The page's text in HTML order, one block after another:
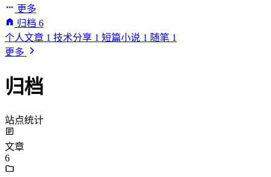
更多
归档 6
个人文章 1 技术分享 1 短篇小说 1 随笔 1
更多
归档
站点统计
文章
6